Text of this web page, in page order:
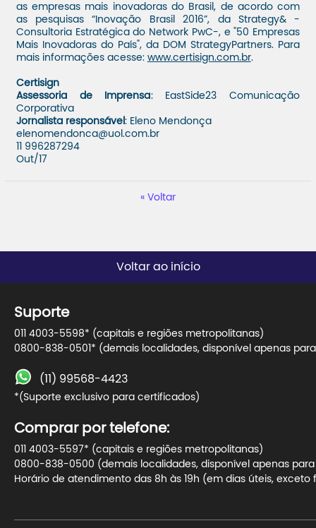
as empresas mais inovadoras do Brasil, de acordo com
as pesquisas “Inovação Brasil 2016”, da Strategy& -
Consultoria Estratégica do Network PwC-, e "50 Empresas
Mais Inovadoras do País", da DOM StrategyPartners. Para
mais informações acesse: www.certisign.com.br.
Certisign
Assessoria de Imprensa: EastSide23 Comunicação
Corporativa
Jornalista responsável : Eleno Mendonça
elenomendonca@uol.com.br
11 996287294
Out/17
Voltar
Voltar ao início
Suporte
011 4003-5598* (capitais e regiões metropolitanas)
0800-838-0501* (demais localidades, disponível apenas
(11) 99568-4423
*(Suporte exclusivo para certificados)
Comprar por telefone:
011 4003-5597* (capitais e regiões metropolitanas)
0800-838-0500 (demais localidades, disponível apenas
Horário de atendimento das 8h às 19h (em dias úteis, exceto